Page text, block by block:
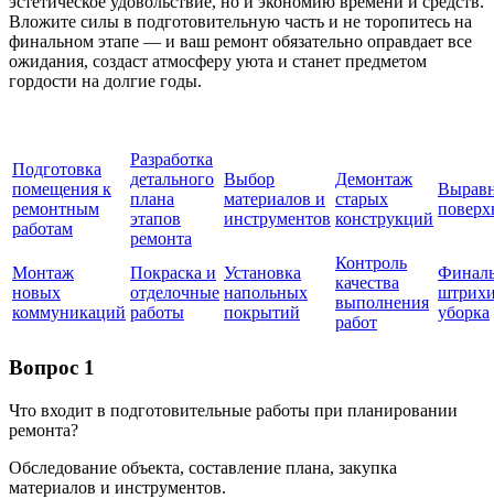
Вложите силы в подготовительную часть и не торопитесь на
финальном этапе — и ваш ремонт обязательно оправдает все
ожидания, создаст атмосферу уюта и станет предметом
гордости на долгие годы.
Подготовка
помещения к
ремонтным
работам
Разработка
детального
плана
этапов
ремонта
Выбор
материалов и
инструментов
Демонтаж
старых
конструкций
Монтаж
новых
коммуникаций
Покраска и
отделочные
работы
Установка
напольных
покрытий
Контроль
качества
выполнения
работ
уборка
Вопрос 1
Что входит в подготовительные работы при планировании
ремонта?
Обследование объекта, составление плана, закупка
материалов и инструментов.